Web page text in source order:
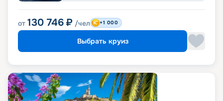
от 130 746 ₽ /чел +1 000
Выбрать круиз